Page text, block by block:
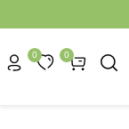
0
0